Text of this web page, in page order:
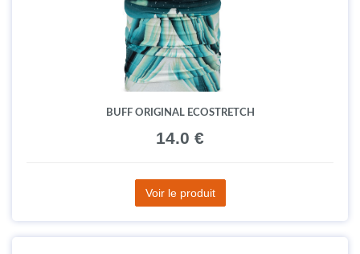
BUFF ORIGINAL ECOSTRETCH
14.0 €
Voir le produit